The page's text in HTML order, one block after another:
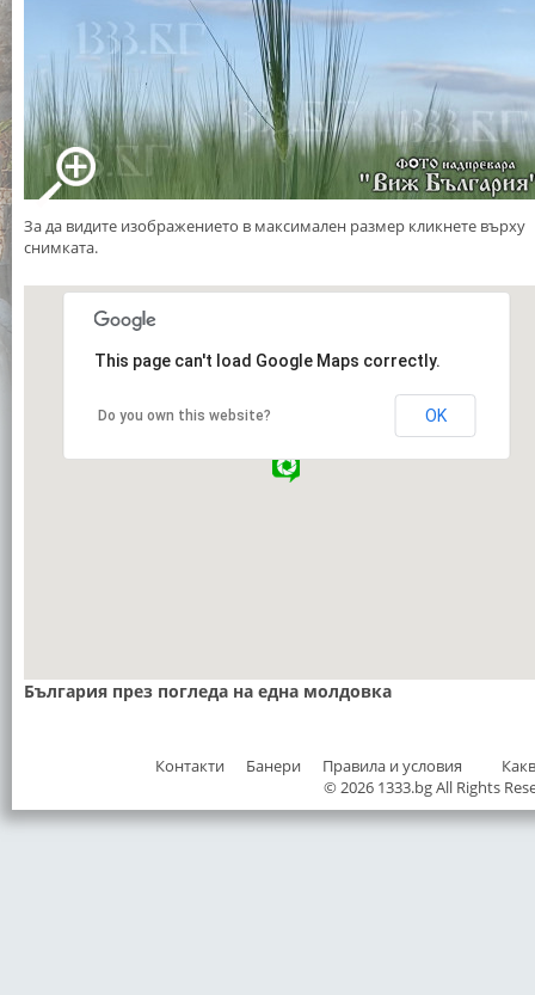
За да видите изображението в максимален размер кликнете върху
снимката.
This page can't load Google Maps correctly.
Do you own this website? OK
България през погледа на една молдовка
Контакти Банери Правила и условия
© 2026 1333.bg All Rights